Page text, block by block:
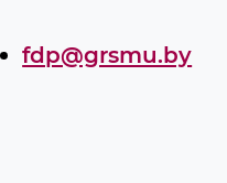
fdp@grsmu.by